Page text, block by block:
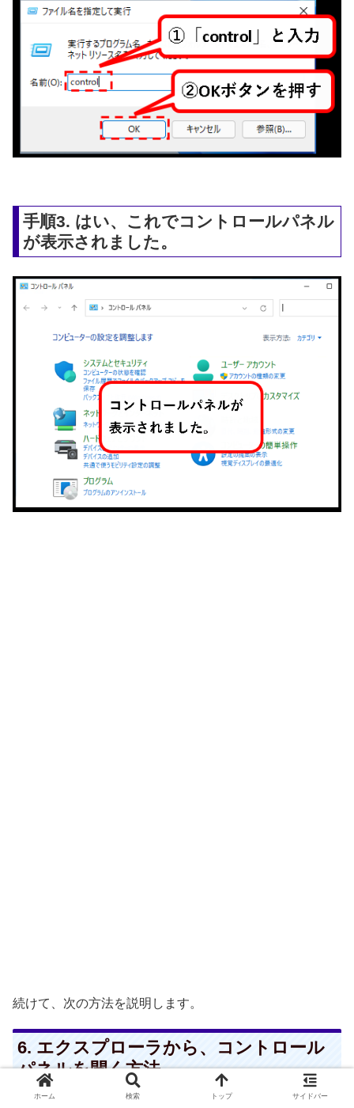
手順3. はい、これでコントロールパネル
が表示されました。
続けて、次の方法を説明します。
6. エクスプローラから、コントロール
パネルを開く方法
ホーム 検索 トップ サイドバー